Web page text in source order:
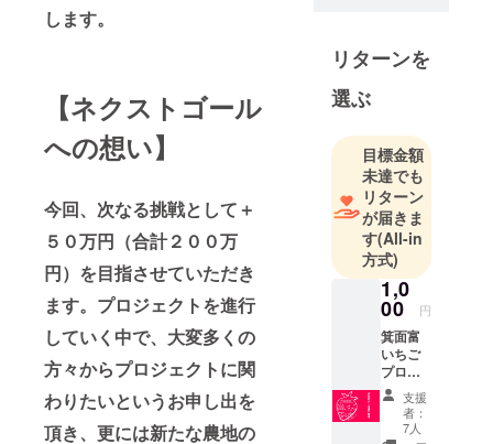
します。
【ネクストゴール
への想い】
今回、次なる挑戦として＋
５０万円（合計２００万
円）を目指させていただき
ます。プロジェクトを進行
していく中で、大変多くの
方々からプロジェクトに関
わりたいというお申し出を
頂き、更には新たな農地の
向けた活
動、地域の
エネルギー
と農業の地
産地消、社
会弱者と言
われる方々
の雇用促
進、子ども
たちへの環
境教育など
の促進を図
るため大阪
府箕面市お
いて２０２
０年１２月
リターンを
選ぶ
目標金額
未達でも
リターン
が届きま
す(All-in
方式)
1,0
00 円
箕面富
いちご
プロ
ジェク
トをた
だただ
支援
者：
7人